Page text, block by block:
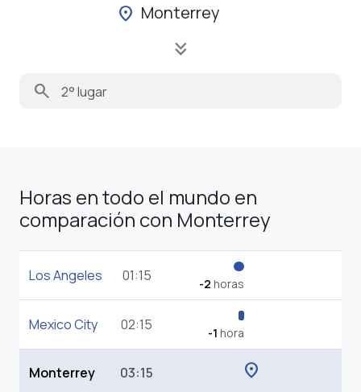
location_on Monterrey
keyboard_double_arrow_down
search
Horas en todo el mundo en
comparación con Monterrey
Los Angeles 01:15 -2 horas
Mexico City 02:15 -1 hora
Monterrey 03:15 location_on